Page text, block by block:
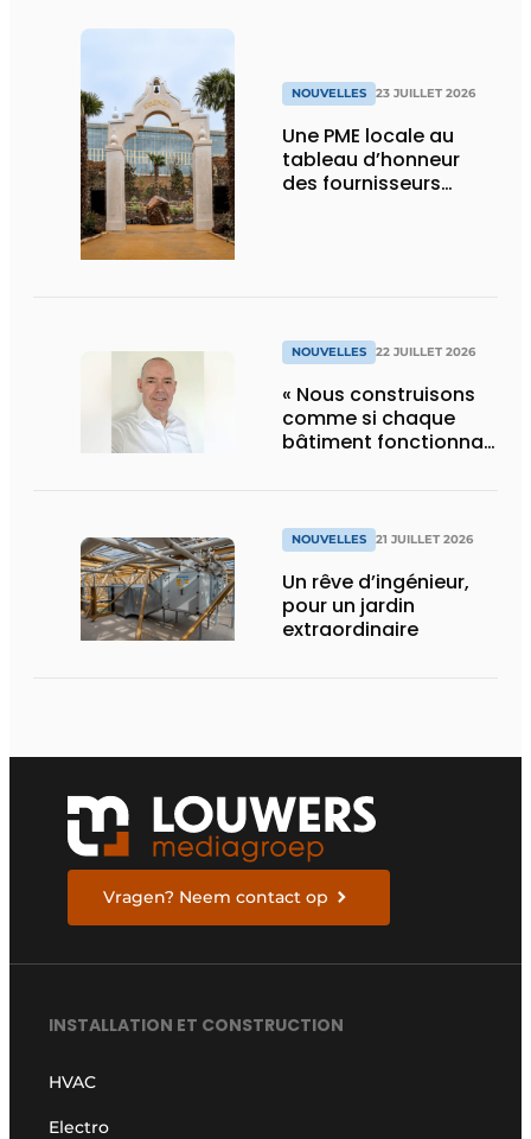
NOUVELLES 23 JUILLET 2026
Une PME locale au
tableau d’honneur
des fournisseurs
NOUVELLES 22 JUILLET 2026
« Nous construisons
comme si chaque
bâtiment fonctionnait
»NOUVELLES 21 JUILLET 2026
Un rêve d’ingénieur,
pour un jardin
extraordinaire
Vragen? Neem contact op
INSTALLATION ET CONSTRUCTION
HVAC
Electro